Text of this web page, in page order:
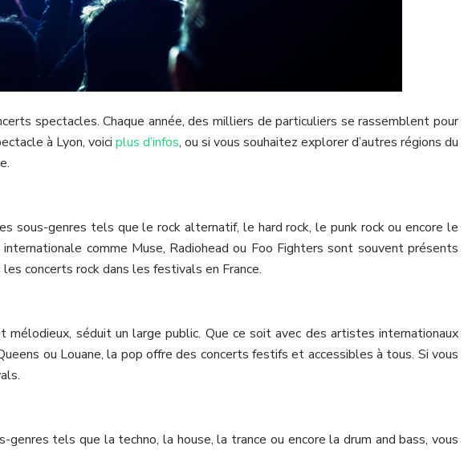
spectacles. Chaque année, des milliers de particuliers se rassemblent pour
à Lyon, voici plus d’infos, ou si vous souhaitez explorer d’autres régions du
sous-genres tels que le rock alternatif, le hard rock, le punk rock ou encore le
comme Muse, Radiohead ou Foo Fighters sont souvent présents
concerts rock dans les festivals en France.
séduit un large public. Que ce soit avec des artistes internationaux
ou Louane, la pop offre des concerts festifs et accessibles à tous. Si vous
tels que la techno, la house, la trance ou encore la drum and bass, vous